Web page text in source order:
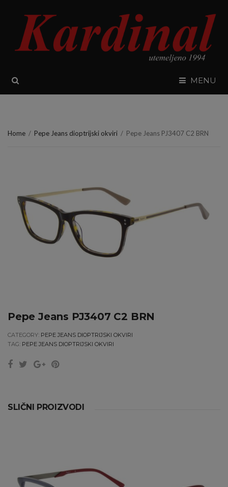
MENU
Home / Pepe Jeans dioptrijski okviri / Pepe Jeans PJ3407 C2 BRN
Pepe Jeans PJ3407 C2 BRN
CATEGORY: PEPE JEANS DIOPTRIJSKI OKVIRI
TAG: PEPE JEANS DIOPTRIJSKI OKVIRI
SLIČNI PROIZVODI